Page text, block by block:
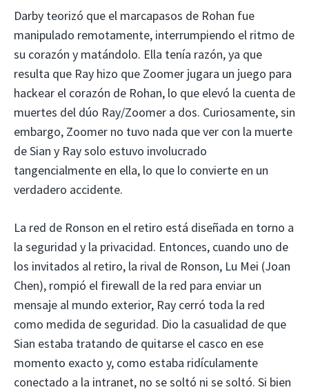
Darby teorizó que el marcapasos de Rohan fue
manipulado remotamente, interrumpiendo el ritmo de
su corazón y matándolo. Ella tenía razón, ya que
resulta que Ray hizo que Zoomer jugara un juego para
hackear el corazón de Rohan, lo que elevó la cuenta de
muertes del dúo Ray/Zoomer a dos. Curiosamente, sin
embargo, Zoomer no tuvo nada que ver con la muerte
de Sian y Ray solo estuvo involucrado
tangencialmente en ella, lo que lo convierte en un
verdadero accidente.
La red de Ronson en el retiro está diseñada en torno a
la seguridad y la privacidad. Entonces, cuando uno de
los invitados al retiro, la rival de Ronson, Lu Mei (Joan
Chen), rompió el firewall de la red para enviar un
mensaje al mundo exterior, Ray cerró toda la red
como medida de seguridad. Dio la casualidad de que
Sian estaba tratando de quitarse el casco en ese
momento exacto y, como estaba ridículamente
conectado a la intranet, no se soltó ni se soltó. Si bien